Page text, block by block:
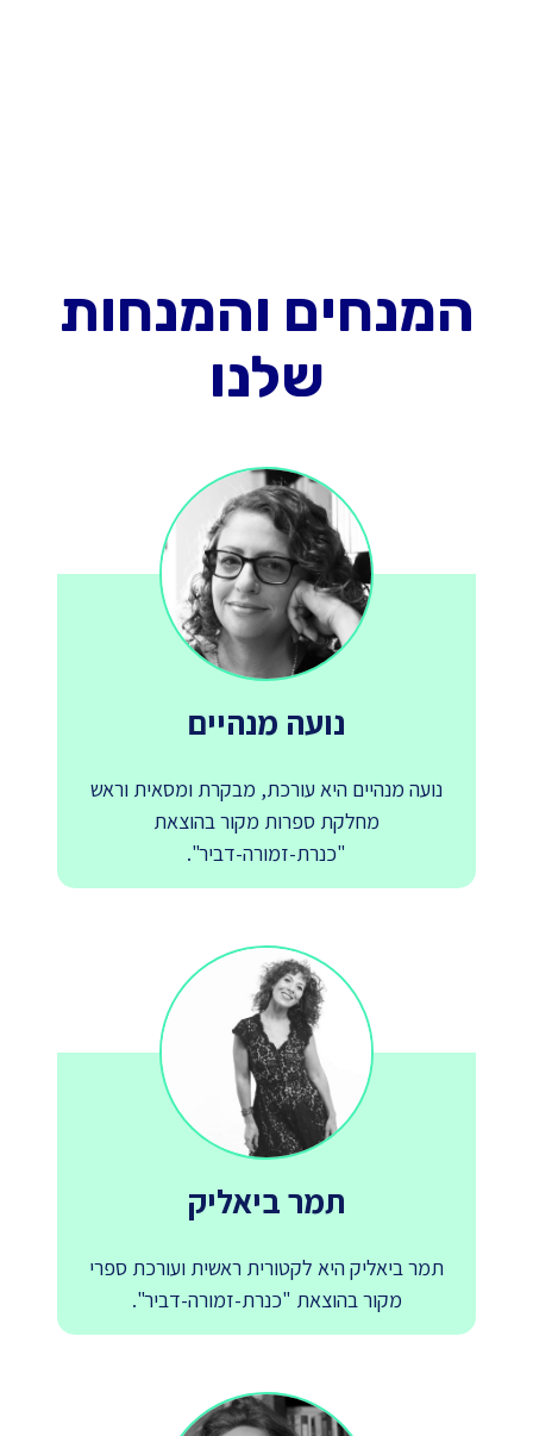
המנחים והמנחות
שלנו
נועה מנהיים
נועה מנהיים היא עורכת, מבקרת ומסאית וראש
מחלקת ספרות מקור בהוצאת
"כנרת-זמורה-דביר".
תמר ביאליק
תמר ביאליק היא לקטורית ראשית ועורכת ספרי
מקור בהוצאת "כנרת-זמורה-דביר".